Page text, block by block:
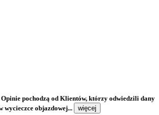
Opinie pochodzą od Klientów, którzy odwiedzili dany
wycieczce objazdowej...
więcej